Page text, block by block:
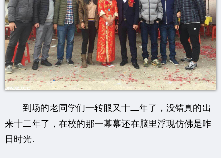
到场的老同学们一转眼又十二年了，没错真的出
来十二年了，在校的那一幕幕还在脑里浮现仿佛是昨
日时光.